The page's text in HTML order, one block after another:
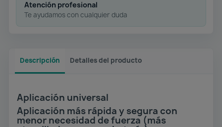
Atención profesional
Te ayudamos con cualquier duda
Descripción Detalles del producto
Aplicación universal
Aplicación más rápida y segura con
menor necesidad de fuerza (más